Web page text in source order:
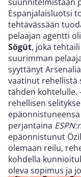
Espanjalaisluotsi
tehtävässään
pelaajan agentti
Sögüt, joka
suurimman
syyttänyt
vaatinut rehellistä
tähden kohtelulle.
rehellisen
perjantaina
epäonnistunut
olemaan reilu,
kohdella
oleva sopimus ja